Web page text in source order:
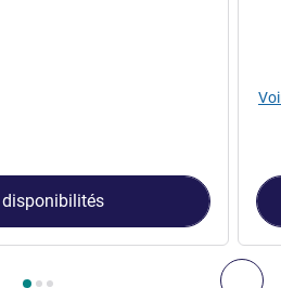
: Chambre SO COZY, 1 Lit King,